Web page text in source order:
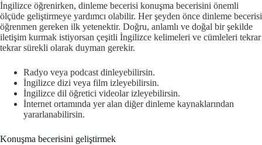
İngilizce öğrenirken, dinleme becerisi konuşma becerisini önemli
ölçüde geliştirmeye yardımcı olabilir. Her şeyden önce dinleme becerisi
öğrenmen gereken ilk yetenektir. Doğru, anlamlı ve doğal bir şekilde
iletişim kurmak istiyorsan çeşitli İngilizce kelimeleri ve cümleleri tekrar
tekrar sürekli olarak duyman gerekir.
Radyo veya podcast dinleyebilirsin.
İngilizce dizi veya film izleyebilirsin.
İngilizce dil öğretici videolar izleyebilirsin.
İnternet ortamında yer alan diğer dinleme kaynaklarından
yararlanabilirsin.
Konuşma becerisini geliştirmek